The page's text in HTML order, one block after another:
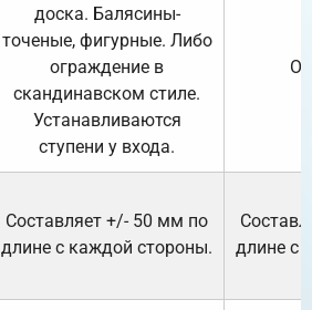
доска. Балясины-
точеные, фигурные. Либо
ограждение в
скандинавском стиле.
Устанавливаются
ступени у входа.
Составляет +/- 50 мм по
длине с каждой стороны.
длине с